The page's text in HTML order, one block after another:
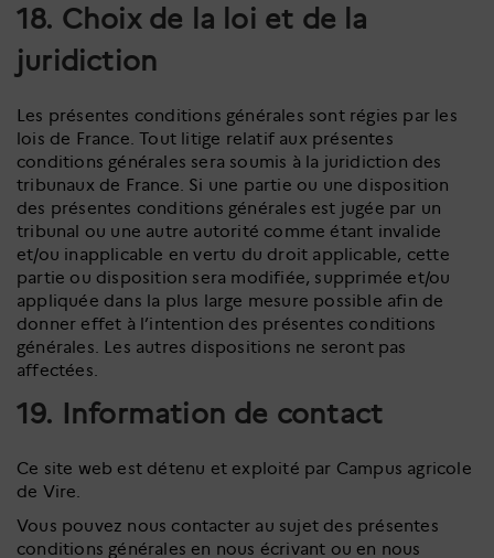
18. Choix de la loi et de la
juridiction
Les présentes conditions générales sont régies par les
lois de France. Tout litige relatif aux présentes
conditions générales sera soumis à la juridiction des
tribunaux de France. Si une partie ou une disposition
des présentes conditions générales est jugée par un
tribunal ou une autre autorité comme étant invalide
et/ou inapplicable en vertu du droit applicable, cette
partie ou disposition sera modifiée, supprimée et/ou
appliquée dans la plus large mesure possible afin de
donner effet à l’intention des présentes conditions
générales. Les autres dispositions ne seront pas
affectées.
19. Information de contact
Ce site web est détenu et exploité par Campus agricole
de Vire.
Vous pouvez nous contacter au sujet des présentes
conditions générales en nous écrivant ou en nous